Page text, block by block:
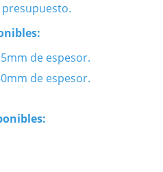
de espesor.
de espesor.